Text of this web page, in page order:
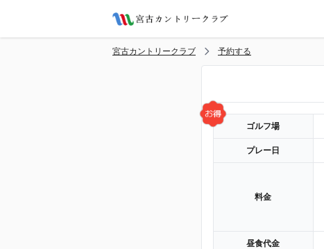
宮古カントリークラブ 予約する
ゴルフ場
プレー日
料金
昼食代金